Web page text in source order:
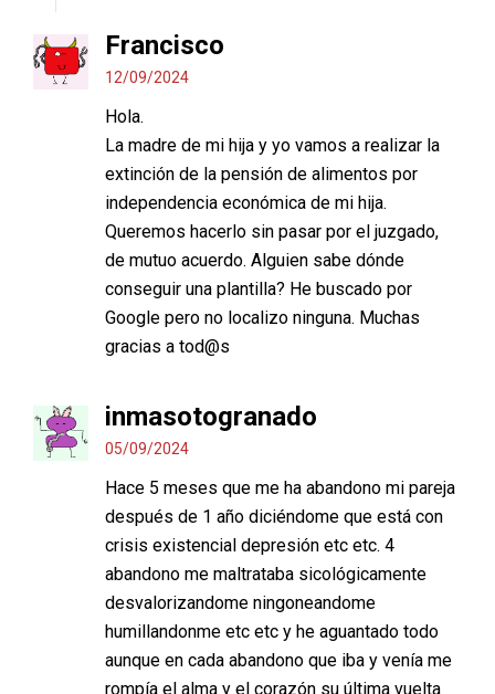
Francisco
12/09/2024
Hola.
La madre de mi hija y yo vamos a realizar la
extinción de la pensión de alimentos por
independencia económica de mi hija.
Queremos hacerlo sin pasar por el juzgado,
de mutuo acuerdo. Alguien sabe dónde
conseguir una plantilla? He buscado por
Google pero no localizo ninguna. Muchas
gracias a tod@s
inmasotogranado
05/09/2024
Hace 5 meses que me ha abandono mi pareja
después de 1 año diciéndome que está con
crisis existencial depresión etc etc. 4
abandono me maltrataba sicológicamente
desvalorizandome ningoneandome
humillandonme etc etc y he aguantado todo
aunque en cada abandono que iba y venía me
rompía el alma y el corazón su última vuelta